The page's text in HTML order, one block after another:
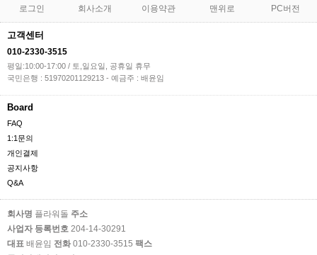
로그인 회사소개 이용약관 맨위로 PC버전
고객센터
010-2330-3515
평일:10:00-17:00 / 토,일요일, 공휴일 휴무
국민은행 : 51970201129213 - 예금주 : 배윤임
Board
FAQ
1:1문의
개인결제
공지사항
Q&A
회사명 플라워돌 주소
사업자 등록번호 204-14-30291
대표 배윤임 전화 010-2330-3515 팩스